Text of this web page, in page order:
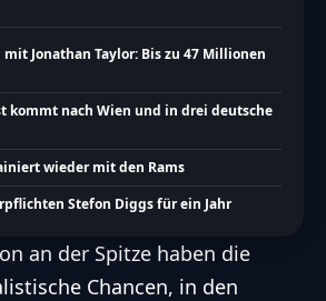
Jonathan Taylor: Bis zu 47 Millionen
kommt nach Wien und in drei deutsche
wieder mit den Rams
Stefon Diggs für ein Jahr
an der Spitze haben die
Chancen, in den